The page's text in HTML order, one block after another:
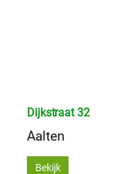
Dijkstraat 32
Aalten
Bekijk